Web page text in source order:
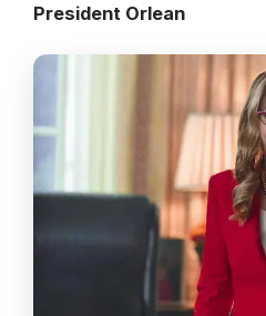
President Orlean